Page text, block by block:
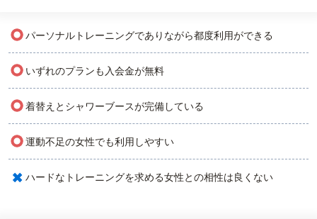
○パーソナルトレーニングでありながら都度利用ができる
○ いずれのプランも入会金が無料
○着替えとシャワーブースが完備している
○運動不足の女性でも利用しやすい
× ハードなトレーニングを求める女性との相性は良くない